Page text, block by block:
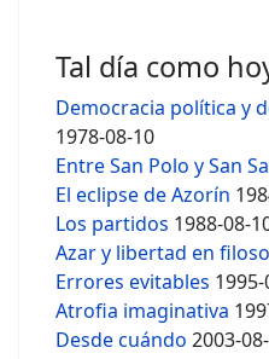
Tal día como
Democracia política y
1978-08-10
Entre San Polo y San
El eclipse de Azorín
Los partidos 1988-08-
Azar y libertad en
Errores evitables
Atrofia imaginativa
Desde cuándo 2003-